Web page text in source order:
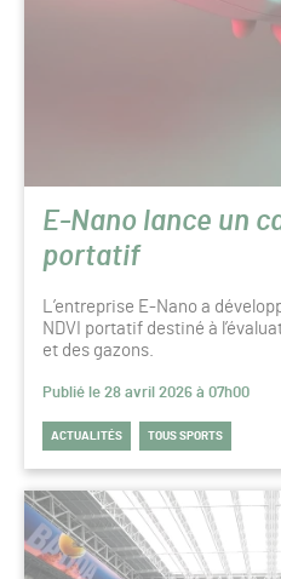
E-Nano lance un
portatif
L’entreprise E-Nano a
NDVI portatif destiné à
et des gazons.
Publié le 28 avril 2026 à 07h00
ACTUALITÉS TOUS SPORTS